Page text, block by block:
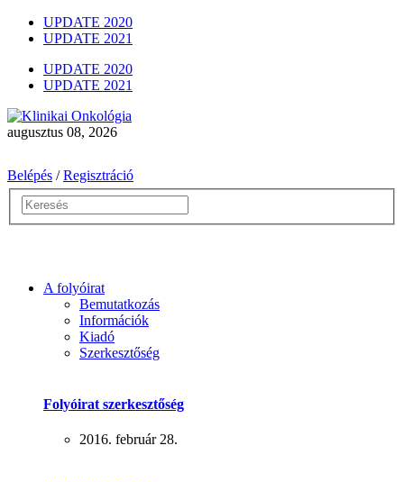
UPDATE 2020
UPDATE 2021
UPDATE 2020
UPDATE 2021
augusztus 08, 2026
Belépés / Regisztráció
A folyóirat
Bemutatkozás
Információk
Kiadó
Szerkesztőség
Folyóirat szerkesztőség
2016. február 28.